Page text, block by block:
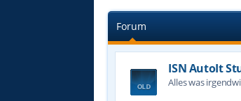
Forum
ISN AutoIt
Alles was